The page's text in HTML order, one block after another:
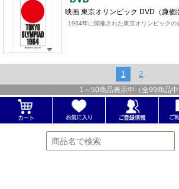
映画 東京オリンピック DVD（廉価
1964年に開催された東京オリンピックの
1 2
1 ～ 50商品表示中（全99商品中